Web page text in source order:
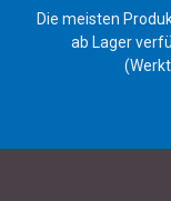
Die meisten
ab Lager